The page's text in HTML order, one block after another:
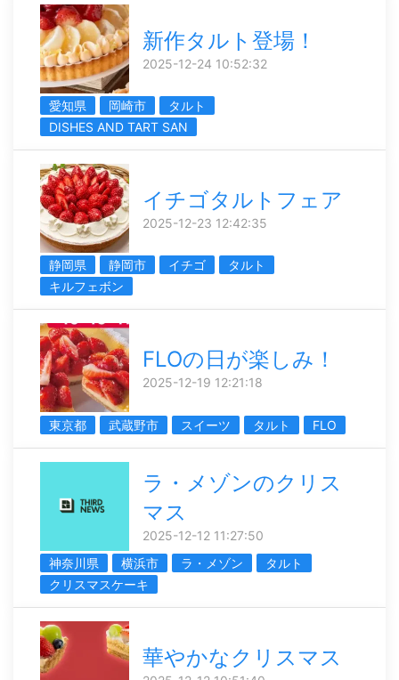
新作タルト登場！
2025-12-24 10:52:32
愛知県 岡崎市
タルト
DISHES AND TART SAN
イチゴタルトフェア
2025-12-23 12:42:35
静岡県 静岡市 イチゴ
タルト
キルフェボン
FLOの日が楽しみ！
2025-12-19 12:21:18
東京都 武蔵野市 スイーツ タルト FLO
ラ・メゾンのクリス
マス
2025-12-12 11:27:50
神奈川県
横浜市 ラ・メゾン
タルト
クリスマスケーキ
華やかなクリスマス